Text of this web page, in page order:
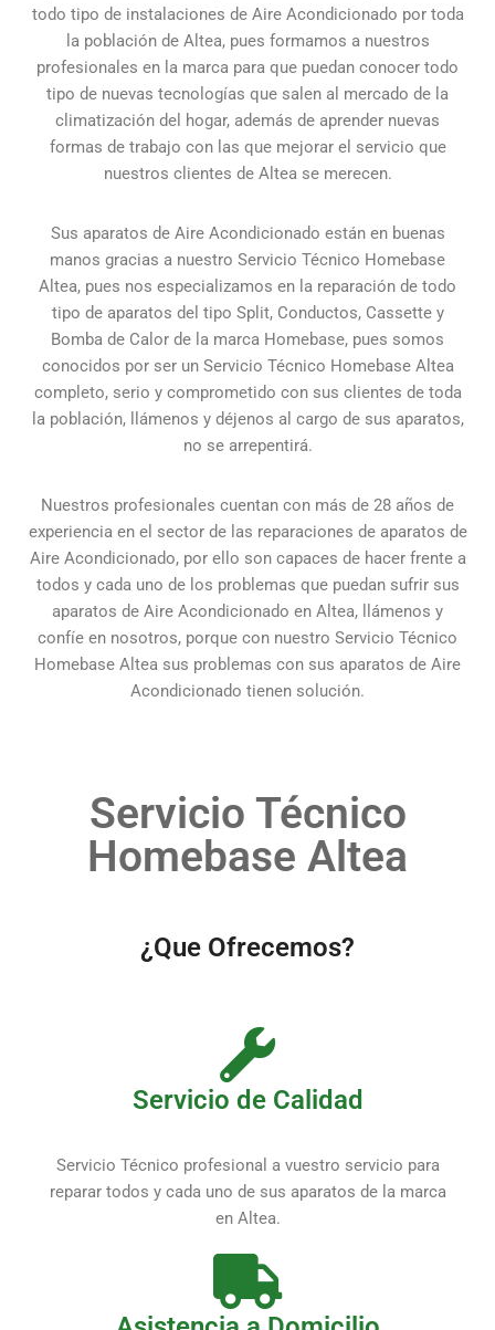
todo tipo de instalaciones de Aire Acondicionado por toda
la población de Altea, pues formamos a nuestros
profesionales en la marca para que puedan conocer todo
tipo de nuevas tecnologías que salen al mercado de la
climatización del hogar, además de aprender nuevas
formas de trabajo con las que mejorar el servicio que
nuestros clientes de Altea se merecen.
Sus aparatos de Aire Acondicionado están en buenas
manos gracias a nuestro Servicio Técnico Homebase
Altea, pues nos especializamos en la reparación de todo
tipo de aparatos del tipo Split, Conductos, Cassette y
Bomba de Calor de la marca Homebase, pues somos
conocidos por ser un Servicio Técnico Homebase Altea
completo, serio y comprometido con sus clientes de toda
la población, llámenos y déjenos al cargo de sus aparatos,
no se arrepentirá.
Nuestros profesionales cuentan con más de 28 años de
experiencia en el sector de las reparaciones de aparatos de
Aire Acondicionado, por ello son capaces de hacer frente a
todos y cada uno de los problemas que puedan sufrir sus
aparatos de Aire Acondicionado en Altea, llámenos y
confíe en nosotros, porque con nuestro Servicio Técnico
Homebase Altea sus problemas con sus aparatos de Aire
Acondicionado tienen solución.
Servicio Técnico
Homebase Altea
¿Que Ofrecemos?
Servicio de Calidad
Servicio Técnico profesional a vuestro servicio para
reparar todos y cada uno de sus aparatos de la marca
en Altea.